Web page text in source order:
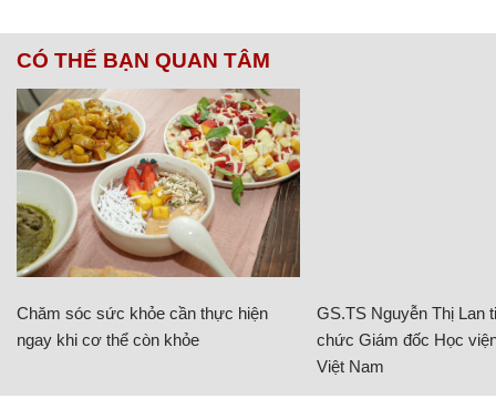
CÓ THỂ BẠN QUAN TÂM
Chăm sóc sức khỏe cần thực hiện
ngay khi cơ thể còn khỏe
GS.TS Nguyễn Thị Lan
chức Giám đốc Học
Việt Nam